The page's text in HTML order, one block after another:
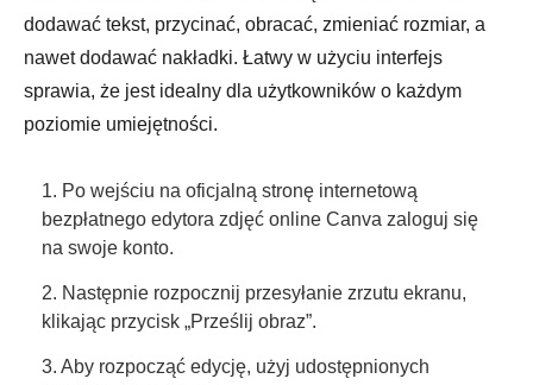
dodawać tekst, przycinać, obracać, zmieniać rozmiar, a
nawet dodawać nakładki. Łatwy w użyciu interfejs
sprawia, że jest idealny dla użytkowników o każdym
poziomie umiejętności.
1. Po wejściu na oficjalną stronę internetową
bezpłatnego edytora zdjęć online Canva zaloguj się
na swoje konto.
2. Następnie rozpocznij przesyłanie zrzutu ekranu,
klikając przycisk „Prześlij obraz”.
3. Aby rozpocząć edycję, użyj udostępnionych